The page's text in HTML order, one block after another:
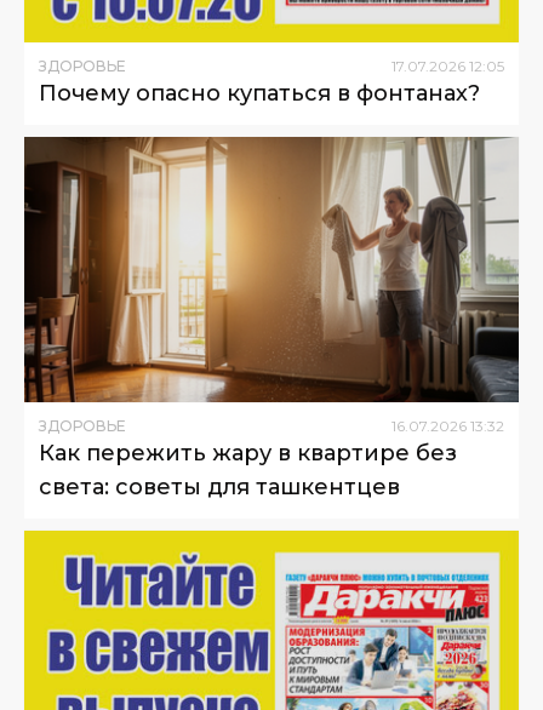
ЗДОРОВЬЕ 17.07.2026 12:05
Почему опасно купаться в фонтанах?
ЗДОРОВЬЕ 16 07 2026 13:32
Как пережить жару в квартире без
света: советы для ташкентцев